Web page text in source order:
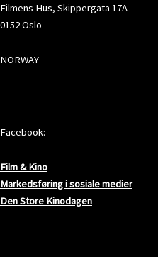
Filmens Hus, Skippergata 17A
0152 Oslo
NORWAY
Facebook:
Film & Kino
Markedsføring i sosiale medier
Den Store Kinodagen